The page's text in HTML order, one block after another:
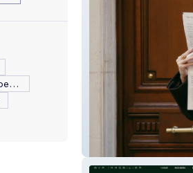
Налаштування меню ресторану
The Creative Edition